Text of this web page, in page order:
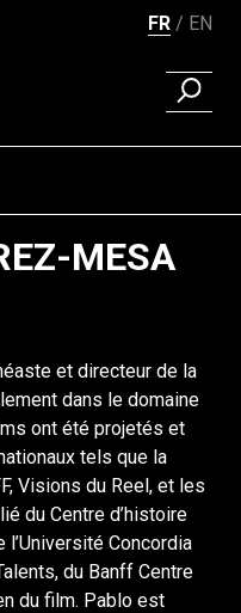
FR EN
MESA
et directeur de la
dans le domaine
ont été projetés et
tels que la
Visions du Reel, et les
du Centre d’histoire
Concordia
du Banff Centre
du film. Pablo est